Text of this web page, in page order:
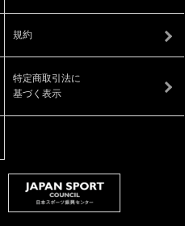
規約
特定商取引法に
基づく表示